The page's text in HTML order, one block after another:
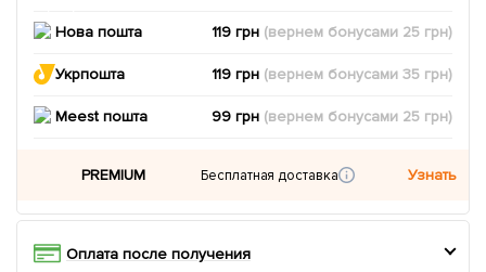
Нова пошта 119 грн (вернем бонусами 25 грн)
Укрпошта 119 грн (вернем бонусами35 грн)
Meest пошта 99 грн (вернем бонусами 25 грн)
PREMIUM Бесплатная доставка Узнать
Оплата после получения